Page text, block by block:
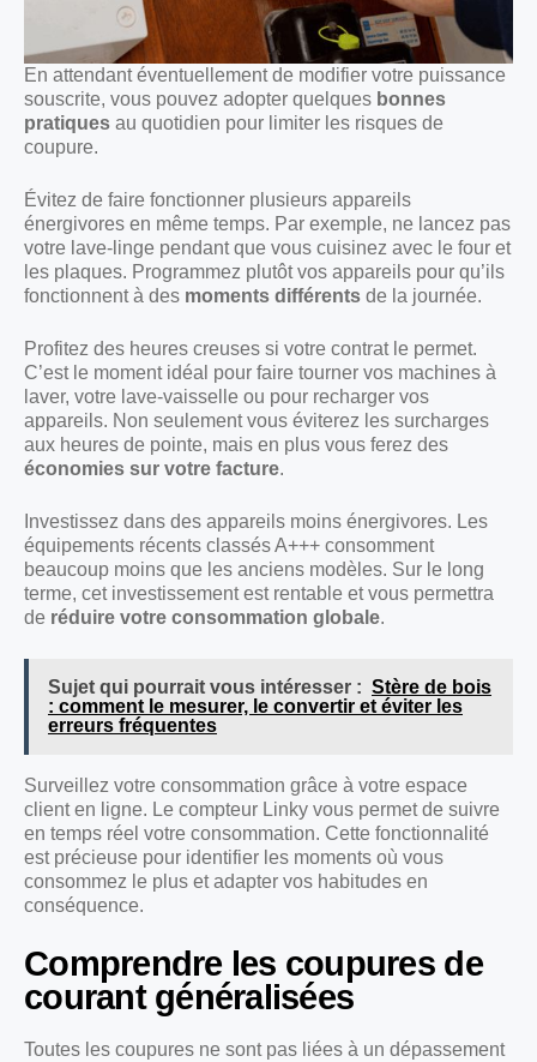
En attendant éventuellement de modifier votre puissance
souscrite, vous pouvez adopter quelques bonnes
pratiques au quotidien pour limiter les risques de
coupure.
Évitez de faire fonctionner plusieurs appareils
énergivores en même temps. Par exemple, ne lancez pas
votre lave-linge pendant que vous cuisinez avec le four et
les plaques. Programmez plutôt vos appareils pour qu’ils
fonctionnent à des moments différents de la journée.
Profitez des heures creuses si votre contrat le permet.
C’est le moment idéal pour faire tourner vos machines à
laver, votre lave-vaisselle ou pour recharger vos
appareils. Non seulement vous éviterez les surcharges
aux heures de pointe, mais en plus vous ferez des
économies sur votre facture.
Investissez dans des appareils moins énergivores. Les
équipements récents classés A+++ consomment
beaucoup moins que les anciens modèles. Sur le long
terme, cet investissement est rentable et vous permettra
de réduire votre consommation globale.
Sujet qui pourrait vous intéresser : Stère de bois
: comment le mesurer, le convertir et éviter les
erreurs fréquentes
Surveillez votre consommation grâce à votre espace
client en ligne. Le compteur Linky vous permet de suivre
en temps réel votre consommation. Cette fonctionnalité
est précieuse pour identifier les moments où vous
consommez le plus et adapter vos habitudes en
conséquence.
Comprendre les coupures de
courant généralisées
Toutes les coupures ne sont pas liées à un dépassement